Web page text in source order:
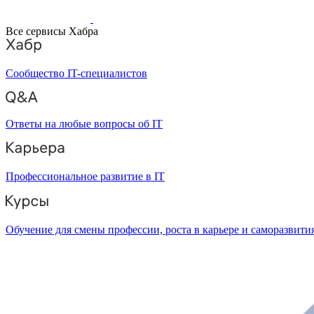
Все сервисы Хабра
Сообщество IT-специалистов
Ответы на любые вопросы об IT
Профессиональное развитие в IT
Обучение для смены профессии, роста в карьере и